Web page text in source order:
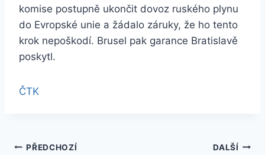
komise postupně ukončit dovoz ruského plynu
do Evropské unie a žádalo záruky, že ho tento
krok nepoškodí. Brusel pak garance Bratislavě
poskytl.
ČTK
Navigace
PŘEDCHOZÍ DALŠÍ